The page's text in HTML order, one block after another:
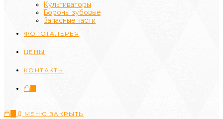
Культиваторы
Бороны зубовые
Запасные части
ФОТОГАЛЕРЕЯ
ЦЕНЫ
КОНТАКТЫ
МЕНЮ ЗАКРЫТЬ